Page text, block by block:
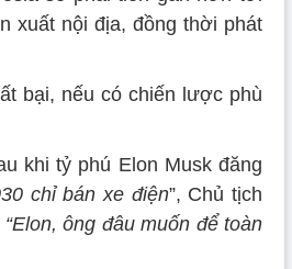
xuất nội địa, đồng thời phát
bại, nếu có chiến lược phù
khi tỷ phú Elon Musk đăng
chỉ bán xe điện”, Chủ tịch
“Elon, ông đâu muốn để toàn